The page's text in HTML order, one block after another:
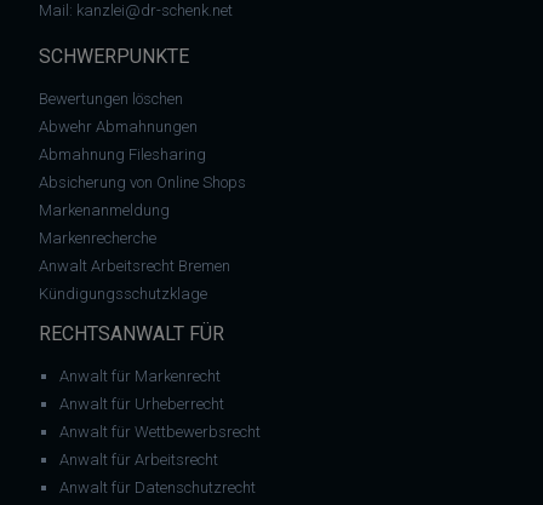
Mail: kanzlei@dr-schenk.net
SCHWERPUNKTE
Bewertungen löschen
Abwehr Abmahnungen
Abmahnung Filesharing
Absicherung von Online Shops
Markenanmeldung
Markenrecherche
Anwalt Arbeitsrecht Bremen
Kündigungsschutzklage
RECHTSANWALT FÜR
Anwalt für Markenrecht
Anwalt für Urheberrecht
Anwalt für Wettbewerbsrecht
Anwalt für Arbeitsrecht
Anwalt für Datenschutzrecht